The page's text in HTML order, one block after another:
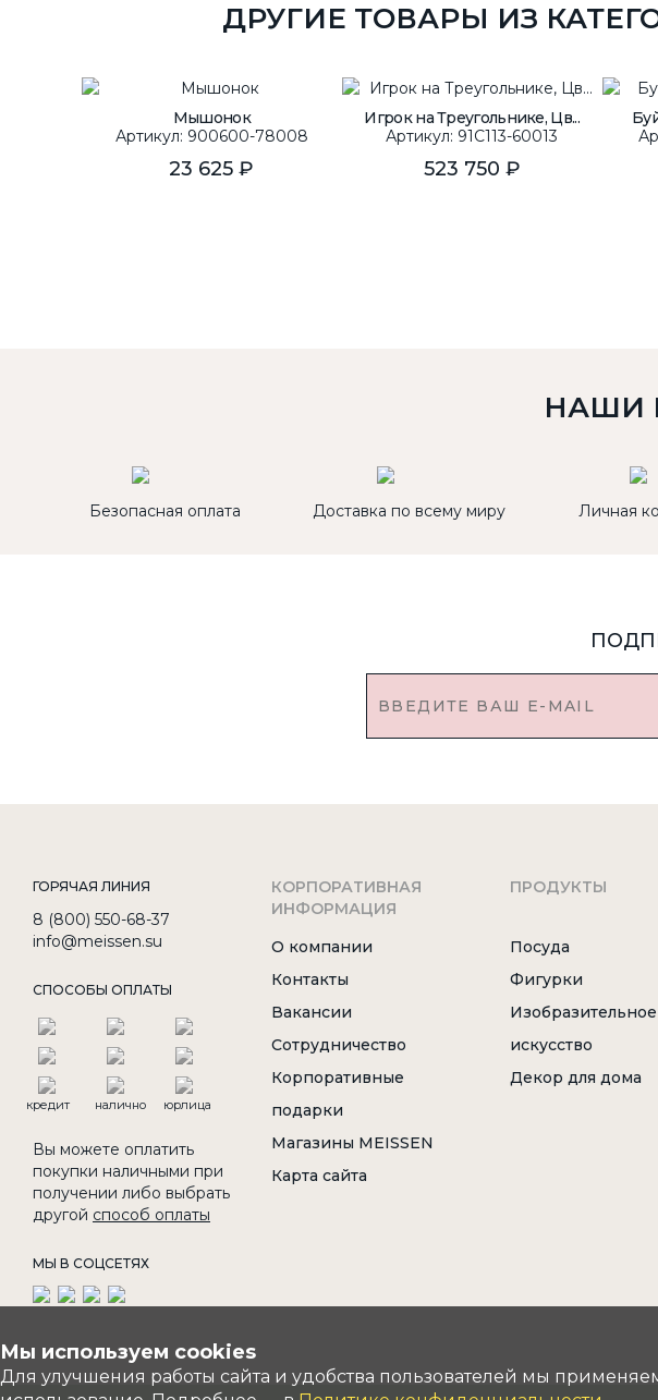
ДРУГИЕ ТОВАРЫ ИЗ
Мышонок
Артикул: 900600-78008
23 625 ₽
Игрок на Треугольнике, Цв...
Артикул: 91C113-60013
523 750 ₽
НАШИ
Безопасная оплата Доставка по всему миру Личная
ГОРЯЧАЯ ЛИНИЯ
8 (800) 550-68-37
info@meissen.su
СПОСОБЫ ОПЛАТЫ
кредит налично юрлица
Вы можете оплатить
покупки наличными при
получении либо выбрать
другой способ оплаты
МЫ В СОЦСЕТЯХ
КОРПОРАТИВНАЯ
ИНФОРМАЦИЯ
О компании
Контакты
Вакансии
Сотрудничество
Корпоративные
подарки
Магазины MEISSEN
Карта сайта
ПРОДУКТЫ
Посуда
Фигурки
Изобразительное
искусство
Декор для дома
Мы используем cookies
Для улучшения работы сайта и удобства пользователей мы